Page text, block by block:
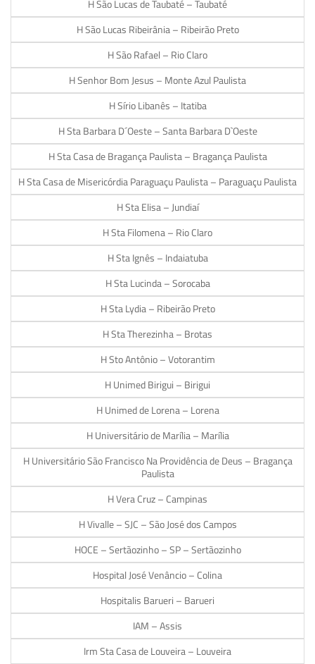
H São Lucas de Taubaté – Taubaté
H São Lucas Ribeirânia – Ribeirão Preto
H São Rafael – Rio Claro
H Senhor Bom Jesus – Monte Azul Paulista
H Sírio Libanês – Itatiba
H Sta Barbara D´Oeste – Santa Barbara D`Oeste
H Sta Casa de Bragança Paulista – Bragança Paulista
H Sta Casa de Misericórdia Paraguaçu Paulista – Paraguaçu Paulista
H Sta Elisa – Jundiaí
H Sta Filomena – Rio Claro
H Sta Ignês – Indaiatuba
H Sta Lucinda – Sorocaba
H Sta Lydia – Ribeirão Preto
H Sta Therezinha – Brotas
H Sto Antônio – Votorantim
H Unimed Birigui – Birigui
H Unimed de Lorena – Lorena
H Universitário de Marília – Marília
H Universitário São Francisco Na Providência de Deus – Bragança
Paulista
H Vera Cruz – Campinas
H Vivalle – SJC – São José dos Campos
HOCE – Sertãozinho – SP – Sertãozinho
Hospital José Venâncio – Colina
Hospitalis Barueri – Barueri
IAM – Assis
Irm Sta Casa de Louveira – Louveira